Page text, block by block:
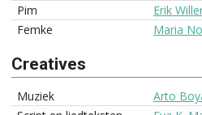
Pim
Erik
Femke
Maria
Creatives
Muziek
Arto